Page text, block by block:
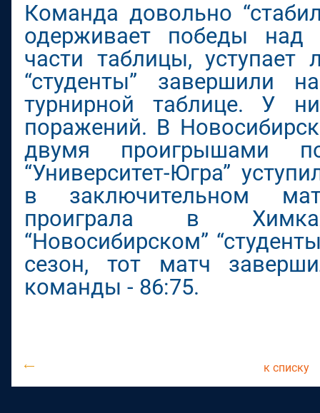
Команда довольно
одерживает победы
части таблицы, уступает
“студенты” завершили
турнирной таблице. У
поражений. В
двумя проигрышами
“Университет-Югра”
в заключительном
проиграла в
“Новосибирском”
сезон, тот матч
команды - 86:75.
к списку